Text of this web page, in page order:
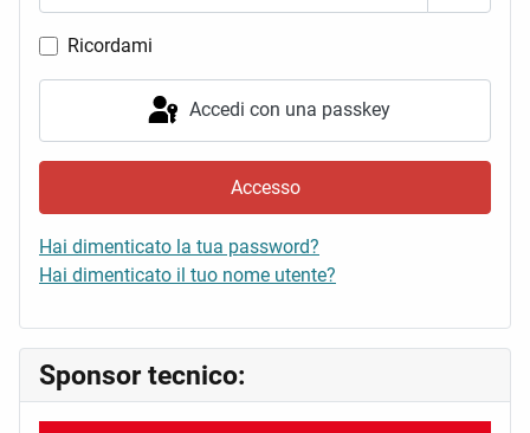
Mostra
Ricordami
Accedi con una passkey
Accesso
Hai dimenticato la tua password?
Hai dimenticato il tuo nome utente?
Sponsor tecnico: